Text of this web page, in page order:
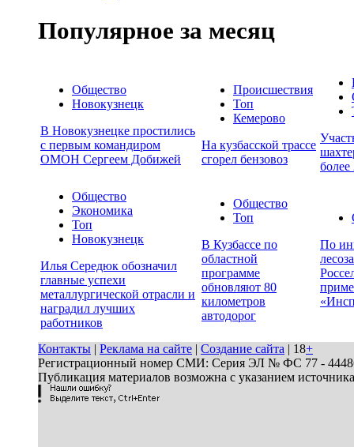
Популярное за месяц
Общество
Новокузнецк
В Новокузнецке простились
с первым командиром
ОМОН Сергеем Добижей
Происшествия
Топ
Кемерово
На кузбасской трассе
сгорел бензовоз
более
Общество
Экономика
Топ
Новокузнецк
Илья Середюк обозначил
главные успехи
металлургической отрасли и
наградил лучших
работников
Общество
Топ
В Кузбассе по
областной
программе
обновляют 80
километров
автодорог
По
Контакты | Реклама на сайте | Создание сайта | 18+
Регистрационный номер СМИ: Серия ЭЛ № ФС 77 - 44486
Публикация материалов возможна с указанием